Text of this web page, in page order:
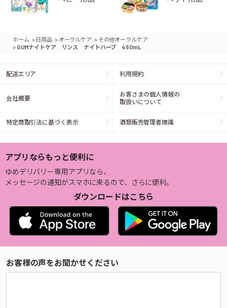
ホーム > 日用品 > オーラルケア > その他オーラルケア
> GUMナイトケア リンス ナイトハーブ 450mL
配送エリア 利用規約
会社概要
お客さまの個人情報の
取扱いについて
特定商取引法に基づく表示 酒類販売管理者標識
アプリならもっと便利に
ゆめデリバリー専用アプリなら、
メッセージの通知がスマホに来るので、さらに便利。
ダウンロードはこちら
お客様の声をお聞かせください